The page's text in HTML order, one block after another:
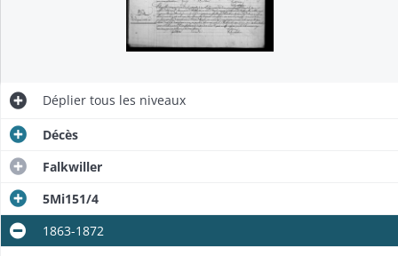
Déplier tous les niveaux
Décès
Falkwiller
5Mi151/4
1863-1872